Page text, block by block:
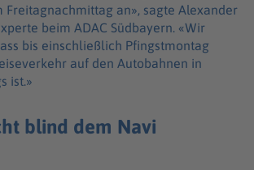
Freitagnachmittag an», sagte Alexander
beim ADAC Südbayern. «Wir
bis einschließlich Pfingstmontag
auf den Autobahnen in
ist.»
blind dem Navi